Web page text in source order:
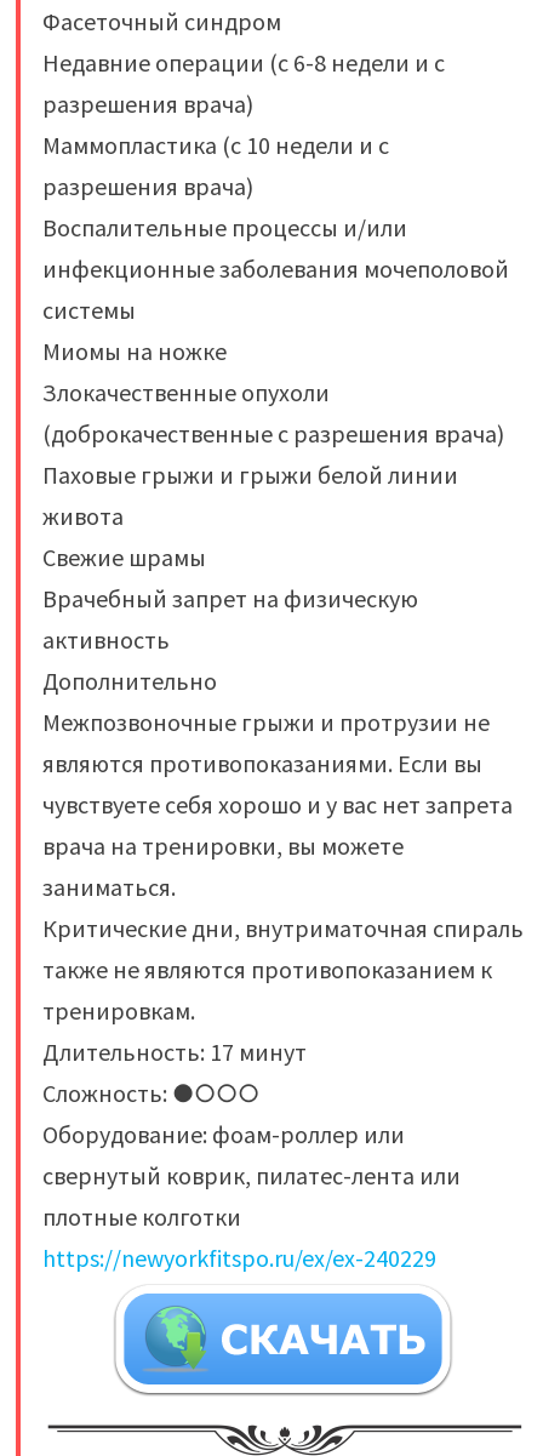
Фасеточный синдром
Недавние операции (с 6-8 недели и с
разрешения врача)
Маммопластика (с 10 недели и с
разрешения врача)
Воспалительные процессы и/или
инфекционные заболевания мочеполовой
системы
Миомы на ножке
Злокачественные опухоли
(доброкачественные с разрешения врача)
Паховые грыжи и грыжи белой линии
живота
Свежие шрамы
Врачебный запрет на физическую
активность
Дополнительно
Межпозвоночные грыжи и протрузии не
являются противопоказаниями. Если вы
чувствуете себя хорошо и у вас нет запрета
врача на тренировки, вы можете
заниматься.
Критические дни, внутриматочная спираль
также не являются противопоказанием к
тренировкам.
Длительность: 17 минут
Сложность: ●○○○
Оборудование: фоам-роллер или
свернутый коврик, пилатес-лента или
плотные колготки
https://newyorkfitspo.ru/ex/ex-240229